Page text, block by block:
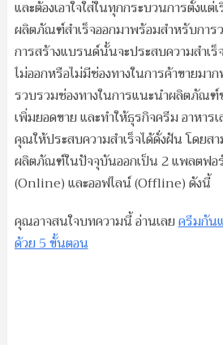
และต้องเอาใจใส่ในทุกกระบวนการตั้งแต่
ผลิตภัณฑ์สำเร็จออกมาพร้อมสำหรับการ
การสร้างแบรนด์นั้นจะประสบความสำเร็
ไม่ออกหรือไม่มีช่องทางในการค้าขายมา
รวบรวมช่องทางในการแนะนำผลิตภัณฑ์
เพิ่มยอดขาย และทำให้ธุรกิจครีม อาหาร
คุณให้ประสบความสำเร็จได้ดั่งฝัน โดยส
ผลิตภัณฑ์ในปัจจุบันออกเป็น 2 แพลตฟอ
(Online) และออฟไลน์ (Offline) ดังนี้
คุณอาจสนใจบทความนี้ อ่านเลยครีมกัน
ด้วย 5 ขั้นตอน